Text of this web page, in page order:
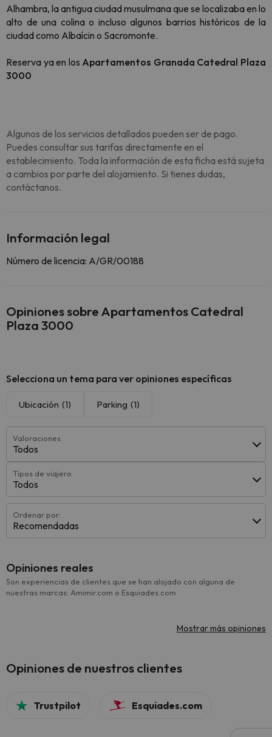
Alhambra, la antigua ciudad musulmana que se localizaba en lo
alto de una colina o incluso algunos barrios históricos de la
ciudad como Albaícin o Sacromonte.
Reserva ya en los Apartamentos Granada Catedral Plaza
3000
Algunos de los servicios detallados pueden ser de pago.
Puedes consultar sus tarifas directamente en el
establecimiento. Toda la información de esta ficha está sujeta
a cambios por parte del alojamiento. Si tienes dudas,
contáctanos.
Información legal
Número de licencia: A/GR/00188
Opiniones sobre Apartamentos Catedral
Plaza 3000
Selecciona un tema para ver opiniones específicas
Ubicación (1) Parking (1)
Valoraciones
Todos
Tipos de viajero
Todos
Ordenar por:
Recomendadas
Opiniones reales
Son experiencias de clientes que se han alojado con alguna de
nuestras marcas: Amimir.com o Esquiades.com
Mostrar más opiniones
Opiniones de nuestros clientes
Trustpilot Esquiades.com